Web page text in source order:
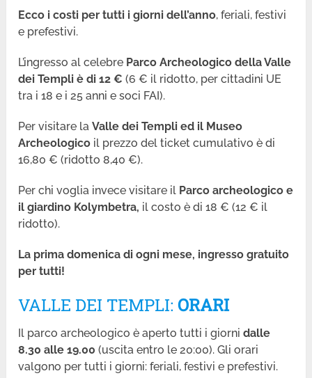
Ecco i costi per tutti i giorni dell’anno, feriali, festivi
e prefestivi.
L’ingresso al celebre Parco Archeologico della Valle
dei Templi è di 12 € (6 € il ridotto, per cittadini UE
tra i 18 e i 25 anni e soci FAI).
Per visitare laValle dei Templi ed il Museo
Archeologico il prezzo del ticket cumulativo è di
16,80 € (ridotto 8,40 €).
Per chi voglia invece visitare il Parco archeologico e
il giardino Kolymbetra, il costo è di 18 € (12 € il
ridotto).
La prima domenica di ogni mese, ingresso gratuito
per tutti!
VALLE DEI TEMPLI:ORARI
Il parco archeologico è aperto tutti i giornidalle
8.30 alle 19.00 (uscita entro le 20:00). Gli orari
valgono per tutti i giorni: feriali, festivi e prefestivi.